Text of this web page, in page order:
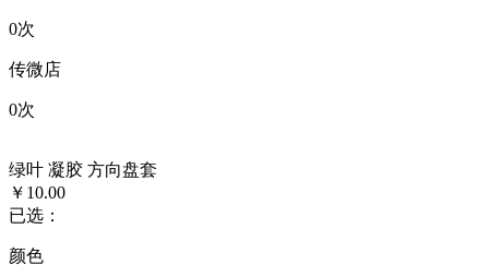
0次
传微店
0次
绿叶 凝胶 方向盘套
￥10.00
已选：
颜色